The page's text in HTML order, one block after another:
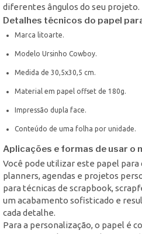
diferentes ângulos do seu projeto.
Detalhes técnicos do papel
Marca litoarte.
Modelo Ursinho Cowboy.
Medida de 30,5x30,5 cm.
Material em papel offset de 180g.
Impressão dupla face.
Conteúdo de uma folha por unidade.
Aplicações e formas de usar o
Você pode utilizar este papel
planners, agendas e projetos
para técnicas de scrapbook,
um acabamento sofisticado e
cada detalhe.
Para a personalização, o papel é